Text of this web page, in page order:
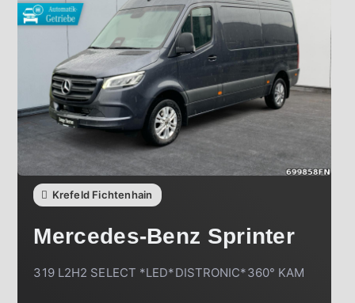
Krefeld Fichtenhain
Mercedes-Benz Sprinter
319 L2H2 SELECT *LED*DISTRONIC*360° KAM